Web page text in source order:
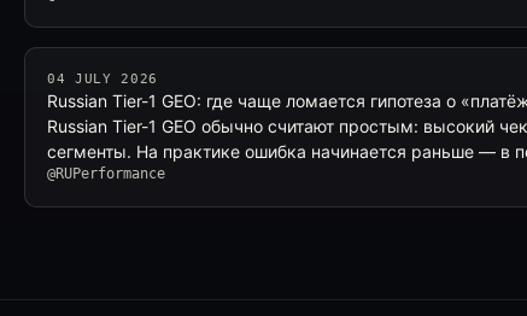
04 JULY 2026
Russian Tier-1 GEO: где чаще ломается гипотеза о
Russian Tier-1 GEO обычно считают простым: высокий
сегменты. На практике ошибка начинается раньше — в
@RUPerformance